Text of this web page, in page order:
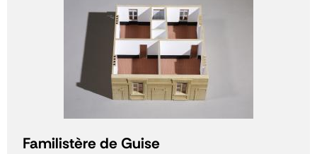
Familistère de Guise